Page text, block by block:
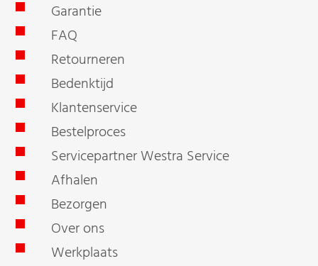
Garantie
FAQ
Retourneren
Bedenktijd
Klantenservice
Bestelproces
Servicepartner Westra Service
Afhalen
Bezorgen
Over ons
Werkplaats